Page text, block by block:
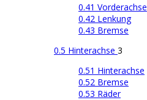
0.41 Vorderachse
0.42 Lenkung
0.43 Bremse
0.5 Hinterachse 3
0.51 Hinterachse
0.52 Bremse
0.53 Räder